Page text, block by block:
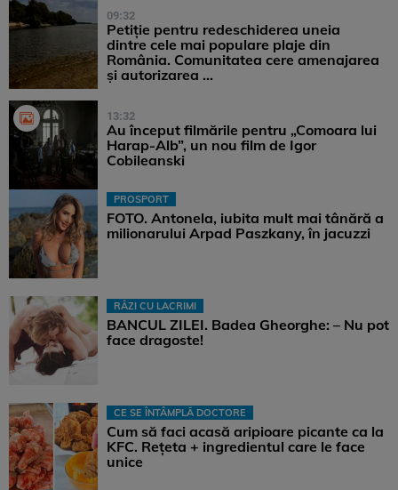
09:32
Petiție pentru redeschiderea uneia
dintre cele mai populare plaje din
România. Comunitatea cere amenajarea
și autorizarea ...
13:32
Au început filmările pentru „Comoara lui
Harap-Alb”, un nou film de Igor
Cobileanski
PROSPORT
FOTO. Antonela, iubita mult mai tânără a
milionarului Arpad Paszkany, în jacuzzi
RÂZI CU LACRIMI
BANCUL ZILEI. Badea Gheorghe: – Nu pot
face dragoste!
CE SE ÎNTÂMPLĂ DOCTORE
Cum să faci acasă aripioare picante ca la
KFC. Rețeta + ingredientul care le face
unice